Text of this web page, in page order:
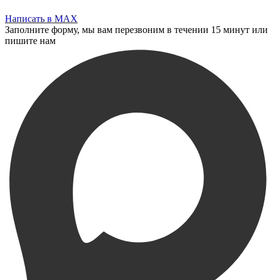
Написать в MAX
Заполните форму, мы вам перезвоним в течении 15 минут или
пишите нам